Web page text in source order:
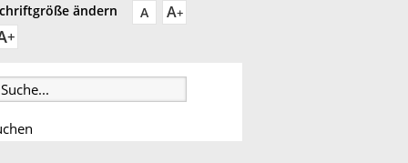
ändern A A+
+